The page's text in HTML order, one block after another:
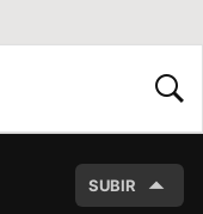
SUBIR